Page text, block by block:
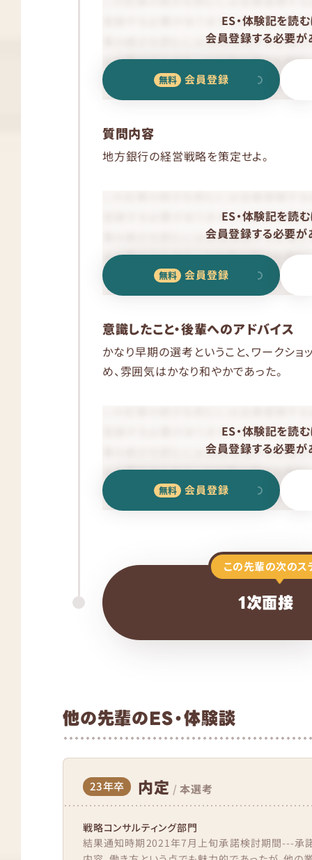
ES・体験記を読む
会員登録する必要が
会員登録
質問内容
地方銀行の経営戦略を策定せよ。
ES・体験記を読む
会員登録する必要が
会員登録
意識したこと・後輩へのアドバイス
かなり早期の選考ということ、ワークシ
め、雰囲気はかなり和やかであった。
ES・体験記を読む
会員登録する必要が
会員登録
この先輩の次のス
1次面接
他の先輩のES・体験談
23年卒 内定 / 本選考
戦略コンサルティング部門
結果通知時期2021年7月上旬承諾検討期間---承